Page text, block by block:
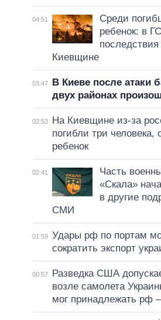
04:51
Среди
ребенок: в
Киевщине
03:47
В Киеве после атаки
двух районах
02:53
На Киевщине из-за
погибли три человека,
ребенок
02:41
Часть
«Скала»
в другие
СМИ
01:59 Удары рф по портам
сократить экспорт
00:57
Разведка США
возле самолета
мог принадлежать рф